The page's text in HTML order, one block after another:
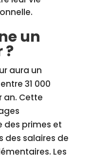
un
?
aura un
31 000
an. Cette
des primes et
des salaires de
Les